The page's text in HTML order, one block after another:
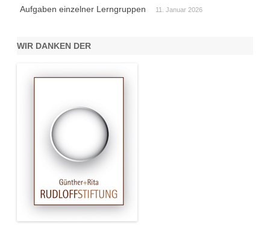
Aufgaben einzelner Lerngruppen
11. Januar 2026
WIR DANKEN DER